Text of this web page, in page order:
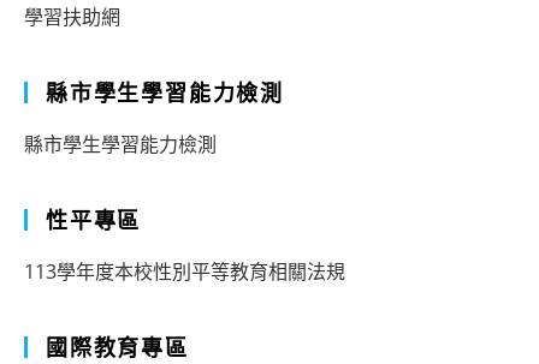
學習扶助網
縣市學生學習能力檢測
縣市學生學習能力檢測
性平專區
113學年度本校性別平等教育相關法規
國際教育專區